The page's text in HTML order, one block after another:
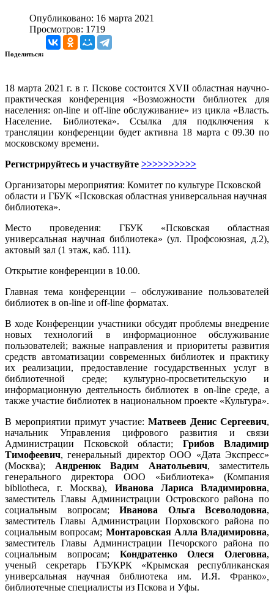
Опубликовано: 16 марта 2021
Просмотров: 1719
Поделиться:
18 марта 2021 г. в г. Пскове состоится XVII областная научно-
практическая конференция «Возможности библиотек для
населения: on-line и off-line обслуживание» из цикла «Власть.
Население. Библиотека». Ссылка для подключения к
трансляции конференции будет активна 18 марта с 09.30 по
московскому времени.
Регистрируйтесь и участвуйте >>>>>>>>>>
Организаторы мероприятия: Комитет по культуре Псковской
области и ГБУК «Псковская областная универсальная научная
библиотека».
Место проведения: ГБУК «Псковская областная
универсальная научная библиотека» (ул. Профсоюзная, д.2),
актовый зал (1 этаж, каб. 111).
Открытие конференции в 10.00.
Главная тема конференции – обслуживание пользователей
библиотек в on-line и off-line форматах.
В ходе Конференции участники обсудят проблемы внедрение
новых технологий в информационное обслуживание
пользователей; важные направления и приоритеты развития
средств автоматизации современных библиотек и практику
их реализации, предоставление государственных услуг в
библиотечной среде; культурно-просветительскую и
информационную деятельность библиотек в on-line среде, а
также участие библиотек в национальном проекте «Культура».
В мероприятии примут участие: Матвеев Денис Сергеевич,
начальник Управления цифрового развития и связи
Администрации Псковской области; Грибов Владимир
Тимофеевич, генеральный директор ООО «Дата Экспресс»
(Москва); Андренюк Вадим Анатольевич, заместитель
генерального директора ООО «Библиотека» (Компания
bibliotheca, г. Москва), Иванова Лариса Владимировна,
заместитель Главы Администрации Островского района по
социальным вопросам; Иванова Ольга Всеволодовна,
заместитель Главы Администрации Порховского района по
социальным вопросам; Монтаровская Алла Владимировна,
заместитель Главы Администрации Печорского района по
социальным вопросам; Кондратенко Олеся Олеговна,
ученый секретарь ГБУКРК «Крымская республиканская
универсальная научная библиотека им. И.Я. Франко»,
библиотечные специалисты из Пскова и Уфы.